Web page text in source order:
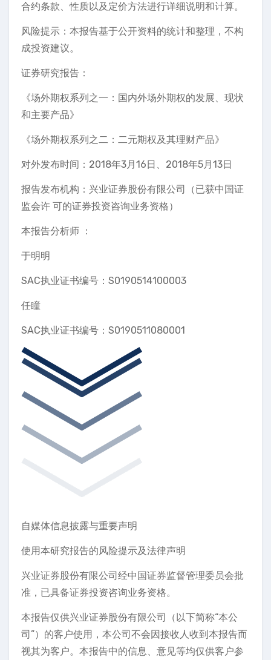
合约条款、性质以及定价方法进行详细说明和计算。
风险提示：本报告基于公开资料的统计和整理，不构
成投资建议。
证券研究报告：
《场外期权系列之一：国内外场外期权的发展、现状
和主要产品》
《场外期权系列之二：二元期权及其理财产品》
对外发布时间：2018年3月16日、2018年5月13日
报告发布机构：兴业证券股份有限公司（已获中国证
监会许 可的证券投资咨询业务资格）
本报告分析师 ：
于明明
SAC执业证书编号：S0190514100003
任瞳
SAC执业证书编号：S0190511080001
自媒体信息披露与重要声明
使用本研究报告的风险提示及法律声明
兴业证券股份有限公司经中国证券监督管理委员会批
准，已具备证券投资咨询业务资格。
本报告仅供兴业证券股份有限公司（以下简称“本公
司”）的客户使用，本公司不会因接收人收到本报告而
视其为客户。本报告中的信息、意见等均仅供客户参